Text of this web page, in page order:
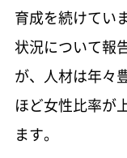
育成を続けてい
状況について報
が、人材は年々
ほど女性比率が
ます。